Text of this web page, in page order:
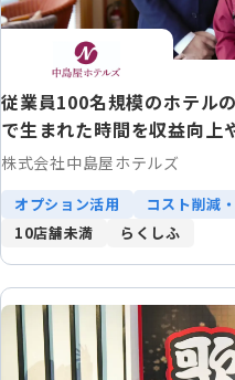
従業員100名規模のホテル
で生まれた時間を収益向上
推進にも寄与
株式会社中島屋ホテルズ
オプション活用 コスト削減
10店舗未満
らくしふ